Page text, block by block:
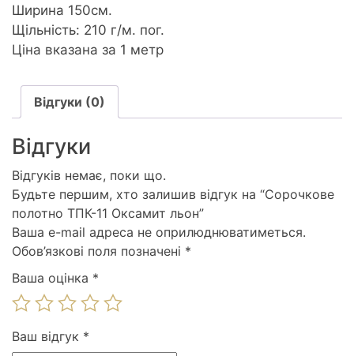
Ширина 150см.
Щільність: 210 г/м. пог.
Ціна вказана за 1 метр
Відгуки (0)
Відгуки
Відгуків немає, поки що.
Будьте першим, хто залишив відгук на “Сорочкове
полотно ТПК-11 Оксамит льон”
Ваша e-mail адреса не оприлюднюватиметься.
Обов’язкові поля позначені *
Ваша оцінка *
Ваш відгук *